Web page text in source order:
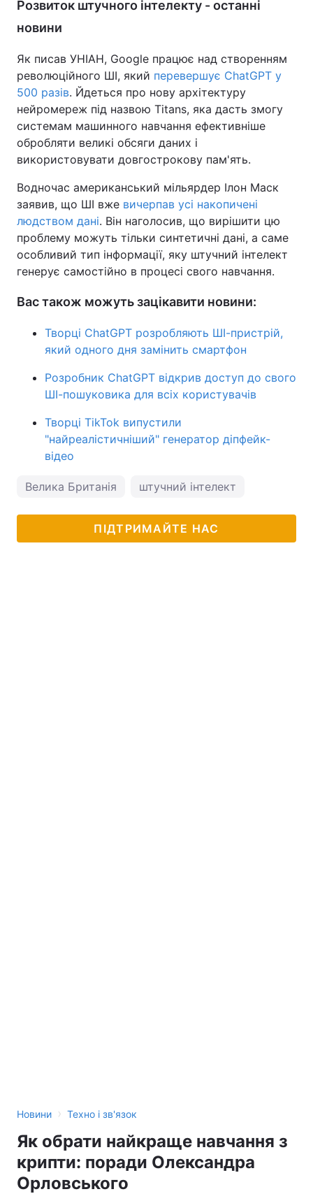
Розвиток штучного інтелекту - останні
новини
Як писав УНІАН, Google працює над створенням
революційного ШІ, який перевершує ChatGPT у
500 разів. Йдеться про нову архітектуру
нейромереж під назвою Titans, яка дасть змогу
системам машинного навчання ефективніше
обробляти великі обсяги даних і
використовувати довгострокову пам'ять.
Водночас американський мільярдер Ілон Маск
заявив, що ШІ вже вичерпав усі накопичені
людством дані. Він наголосив, що вирішити цю
проблему можуть тільки синтетичні дані, а саме
особливий тип інформації, яку штучний інтелект
генерує самостійно в процесі свого навчання.
Вас також можуть зацікавити новини:
Творці ChatGPT розробляють ШІ-пристрій,
який одного дня замінить смартфон
Розробник ChatGPT відкрив доступ до свого
ШІ-пошуковика для всіх користувачів
Творці TikTok випустили
"найреалістичніший" генератор діпфейк-
відео
Велика Британія штучний інтелект
ПІДТРИМАЙТЕ НАС
Новини › Техно і зв'язок
Як обрати найкраще навчання з
крипти: поради Олександра
Орловського